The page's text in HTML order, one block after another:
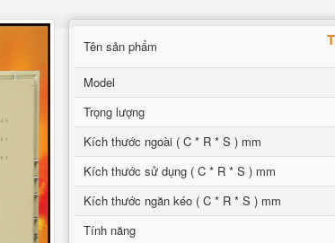
Tên sản phẩm
Model
Trọng lượng
Kích thước ngoài ( C * R * S ) mm
Kích thước sử dụng ( C * R * S ) mm
Kích thước ngăn kéo ( C * R * S ) mm
Tính năng